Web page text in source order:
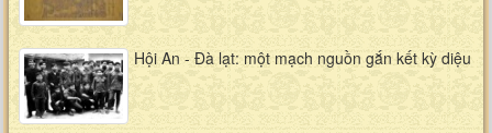
Hội An - Đà lạt: một mạch nguồn gắn kết kỳ diệu